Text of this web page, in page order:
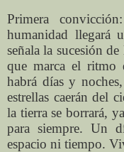
Primera
humanidad
señala la sucesión
que marca el ritmo
habrá días y
estrellas caerán del
la tierra se borrará,
para siempre. Un
espacio ni tiempo.